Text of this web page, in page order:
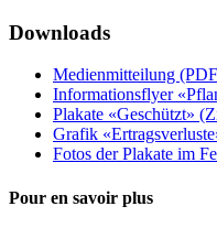
Downloads
Medienmitteilung
Informationsflyer
Plakate «Geschützt»
Grafik
Fotos der Plakate im
Pour en savoir plus